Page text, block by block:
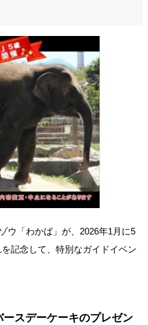
ウ「わかば」が、2026年1月に5
記念して、特別なガイドイベン
スデーケーキのプレゼン